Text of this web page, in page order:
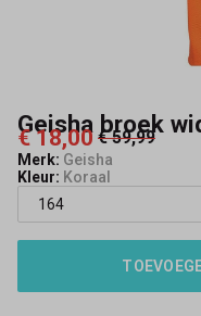
Geisha broek
€ 18,00 € 59,99
Merk: Geisha
Kleur: Koraal